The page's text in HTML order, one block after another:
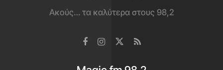
Ακούς… τα καλύτερα στους 98,2